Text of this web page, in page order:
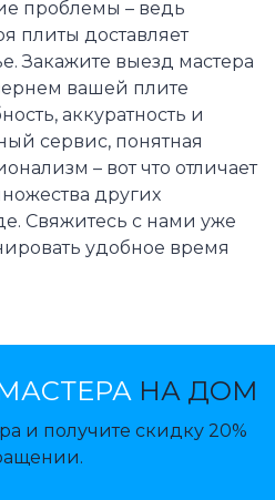
проблемы – ведь
плиты доставляет
Закажите выезд мастера
вашей плите
аккуратность и
сервис, понятная
– вот что отличает
других
Свяжитесь с нами уже
удобное время
НА ДОМ
и получите скидку 20%